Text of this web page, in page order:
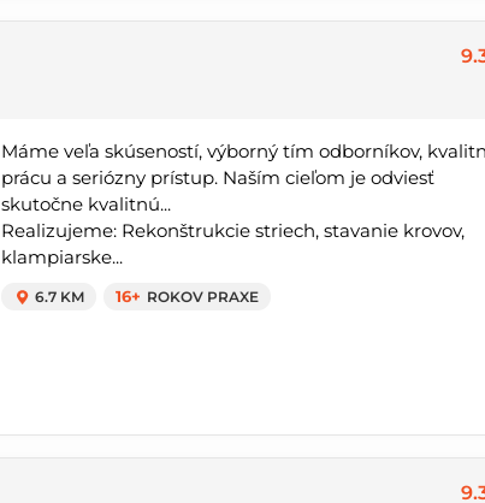
Máme veľa skúseností, výborný tím odborníkov,
prácu a seriózny prístup. Naším cieľom je odviesť
skutočne kvalitnú...
Realizujeme: Rekonštrukcie striech, stavanie krovov,
klampiarske...
6.7 KM 16+ ROKOV PRAXE